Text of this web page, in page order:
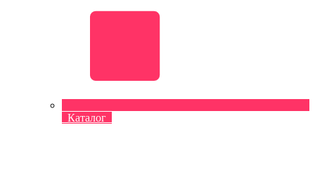
Каталог